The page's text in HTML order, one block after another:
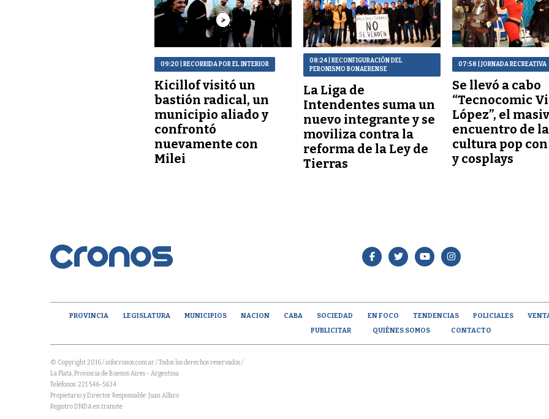
09:20 | RECORRIDA POR EL INTERIOR
Kicillof visitó un
bastión radical, un
municipio aliado y
confrontó
nuevamente con
Milei
08:24| RECONFIGURACIÓN DEL
PERONISMO BONAERENSE
La Liga de
Intendentes suma un
nuevo integrante y se
moviliza contra la
reforma de la Ley de
Tierras
07:58 | JORNADA RECREATIVA
Se llevó a cabo
“Tecnocomic
López”, el
encuentro de la
cultura pop
y cosplays
PROVINCIA LEGISLATURA MUNICIPIOS NACION CABA SOCIEDAD EN FOCO TENDENCIAS POLICIALES
PUBLICITAR
QUIÉNES SOMOS CONTACTO
© Copyright 2016 / infocronos.com.ar / Todos los derechos reservados /
La Plata, Provincia de Buenos Aires - Argentina
Teléfonos: 221 546-5634
Propietario y Director Responsable: Juan Alfaro
Registro DNDA en tramite